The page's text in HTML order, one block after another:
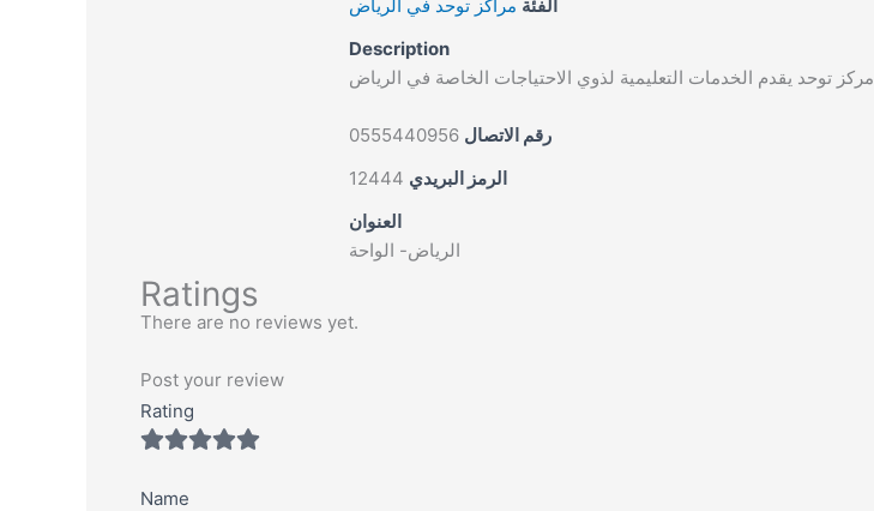
الفئة مراكز توحد في الرياض
Description
مركز توحد يقدم الخدمات التعليمية لذوي الاحتياجات الخاصة في الرياض
رقم الاتصال 0555440956
الرمز البريدي 12444
العنوان
الرياض- الواحة
Ratings
There are no reviews yet.
Post your review
Rating
Name